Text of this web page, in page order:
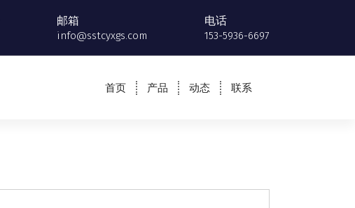
邮箱
info@sstcyxgs.com
电话
153-5936-6697
首页 产品 动态 联系